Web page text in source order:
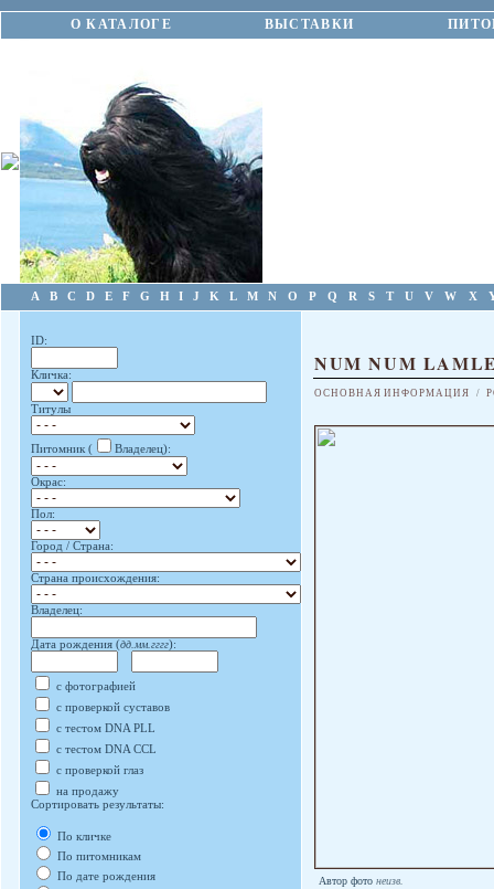
О КАТАЛОГЕ ВЫСТАВКИ
A B C D E F G H I J K L M N O P Q R S T U V W X
ID:
Кличка:
Титулы
Питомник ( Владелец):
Окрас:
Пол:
Город / Страна:
Страна происхождения:
Владелец:
Дата рождения (дд.мм.гггг):
с фотографией
с проверкой суставов
с тестом DNA PLL
с тестом DNA CCL
с проверкой глаз
на продажу
Сортировать результаты:
По кличке
По питомникам
По дате рождения
NUM NUM
ОСНОВНАЯ ИНФОРМАЦИЯ /
Автор фото неизв.